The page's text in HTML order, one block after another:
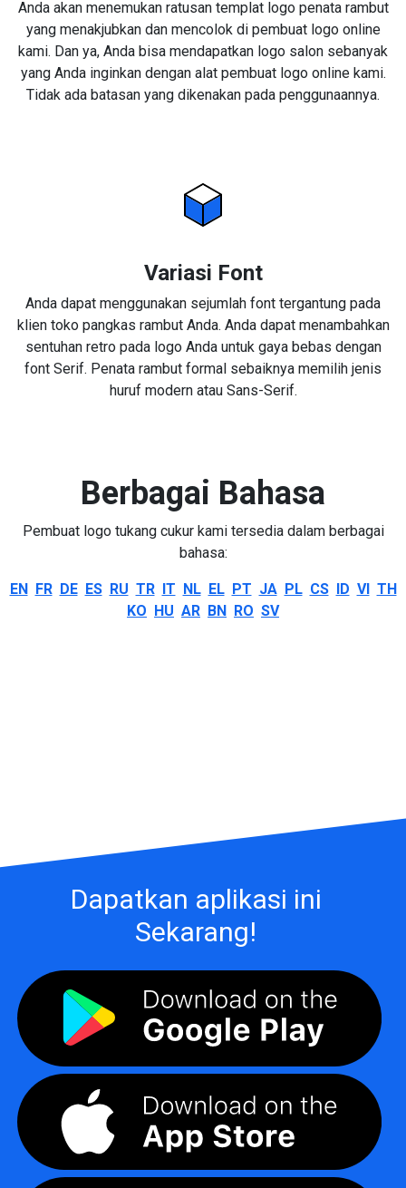
Anda akan menemukan ratusan templat logo penata rambut
yang menakjubkan dan mencolok di pembuat logo online
kami. Dan ya, Anda bisa mendapatkan logo salon sebanyak
yang Anda inginkan dengan alat pembuat logo online kami.
Tidak ada batasan yang dikenakan pada penggunaannya.
Variasi Font
Anda dapat menggunakan sejumlah font tergantung pada
klien toko pangkas rambut Anda. Anda dapat menambahkan
sentuhan retro pada logo Anda untuk gaya bebas dengan
font Serif. Penata rambut formal sebaiknya memilih jenis
huruf modern atau Sans-Serif.
Berbagai Bahasa
Pembuat logo tukang cukur kami tersedia dalam berbagai
bahasa:
EN FR DE ES RU TR IT NL EL PT JA PL CS ID VI TH
KO HU AR BN RO SV
Dapatkan aplikasi ini
Sekarang!